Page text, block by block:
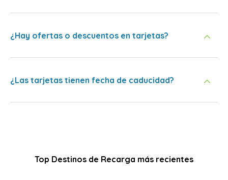
¿Hay ofertas o descuentos en tarjetas?
¿Las tarjetas tienen fecha de caducidad?
Top Destinos de Recarga más recientes